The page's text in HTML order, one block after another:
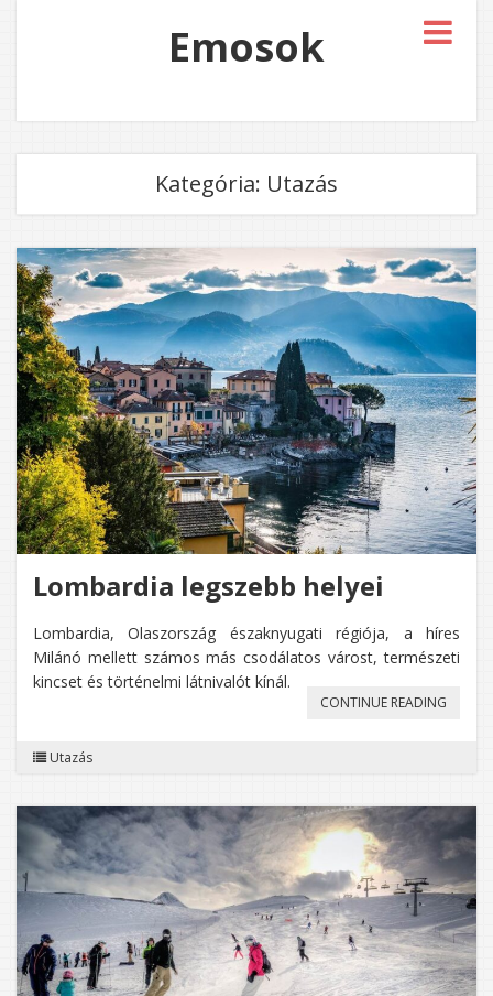
Emosok
Kategória: Utazás
Lombardia legszebb helyei
Lombardia, Olaszország északnyugati régiója, a híres
Milánó mellett számos más csodálatos várost, természeti
kincset és történelmi látnivalót kínál.
CONTINUE READING
Utazás